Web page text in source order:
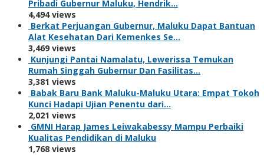
Pribadi Gubernur Maluku, Hendrik…
4,494 views
Berkat Perjuangan Gubernur, Maluku Dapat Bantuan
Alat Kesehatan Dari Kemenkes Se…
3,469 views
Kunjungi Pantai Namalatu, Lewerissa Temukan
Rumah Singgah Gubernur Dan Fasilitas…
3,381 views
Babak Baru Bank Maluku-Maluku Utara: Empat Tokoh
Kunci Hadapi Ujian Penentu dari…
2,021 views
GMNI Harap James Leiwakabessy Mampu Perbaiki
Kualitas Pendidikan di Maluku
1,768 views